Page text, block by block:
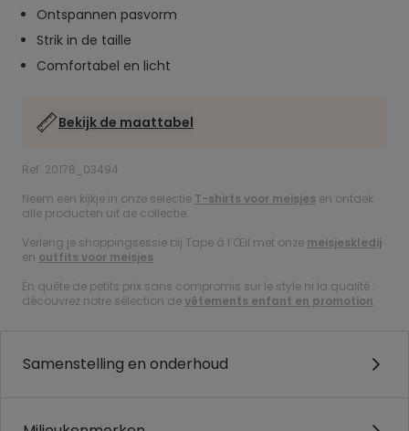
Ontspannen pasvorm
Strik in de taille
Comfortabel en licht
Bekijk de maattabel
Ref. 20178_03494
Neem een kijkje in onze selectie T-shirts voor meisjes en ontdek
alle producten uit de collectie.
Verleng je shoppingsessie bij Tape à l’Œil met onze meisjeskledij
en outfits voor meisjes.
En quête de petits prix sans compromis sur le style ni la qualité :
découvrez notre sélection devêtements enfant en promotion.
Samenstelling en onderhoud